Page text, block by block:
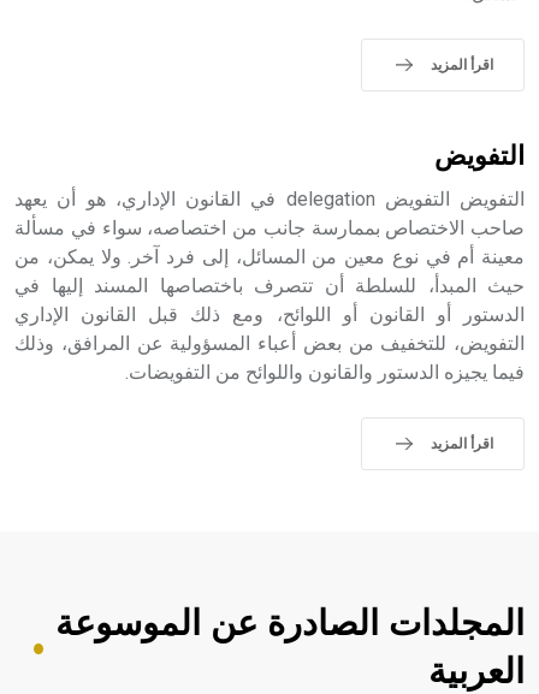
حيث تقتصر القيمة الصوتية للعلامة الك
اقرأ المزيد
التفويض
التفويض التفويض delegation في القانون الإداري، هو أن يعهد
صاحب الاختصاص بممارسة جانب من اختصاصه، سواء في مسألة
معينة أم في نوع معين من المسائل، إلى فرد آخر. ولا يمكن، من
حيث المبدأ، للسلطة أن تتصرف باختصاصها المسند إليها في
الدستور أو القانون أو اللوائح، ومع ذلك قبل القانون الإداري
التفويض، للتخفيف من بعض أعباء المسؤولية عن المرافق، وذلك
فيما يجيزه الدستور والقانون واللوائح من التفويضات.
اقرأ المزيد
المجلدات الصادرة عن الموسوعة
العربية